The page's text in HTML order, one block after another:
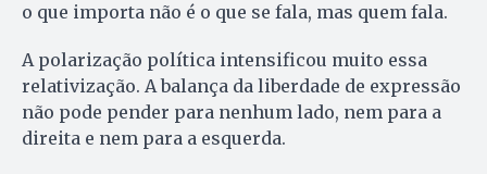
o que importa não é o que se fala, mas quem fala.
A polarização política intensificou muito essa
relativização. A balança da liberdade de expressão
não pode pender para nenhum lado, nem para a
direita e nem para a esquerda.